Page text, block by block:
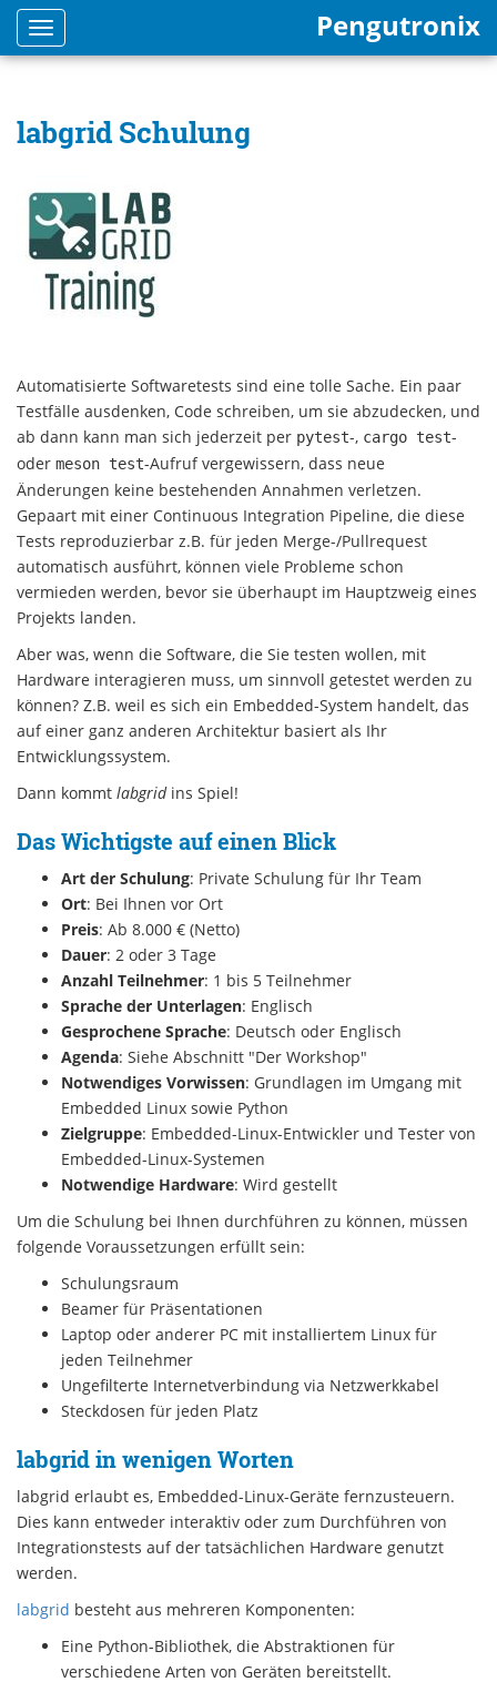
Toggle
navigation
Pengutronix
labgrid Schulung
Automatisierte Softwaretests sind eine tolle Sache. Ein paar
Testfälle ausdenken, Code schreiben, um sie abzudecken, und
ab dann kann man sich jederzeit per pytest-, cargo test-
oder meson test-Aufruf vergewissern, dass neue
Änderungen keine bestehenden Annahmen verletzen.
Gepaart mit einer Continuous Integration Pipeline, die diese
Tests reproduzierbar z.B. für jeden Merge-/Pullrequest
automatisch ausführt, können viele Probleme schon
vermieden werden, bevor sie überhaupt im Hauptzweig eines
Projekts landen.
Aber was, wenn die Software, die Sie testen wollen, mit
Hardware interagieren muss, um sinnvoll getestet werden zu
können? Z.B. weil es sich ein Embedded-System handelt, das
auf einer ganz anderen Architektur basiert als Ihr
Entwicklungssystem.
Dann kommt labgridins Spiel!
Das Wichtigste auf einen Blick
Art der Schulung: Private Schulung für Ihr Team
Ort: Bei Ihnen vor Ort
Preis: Ab 8.000 € (Netto)
Dauer: 2 oder 3 Tage
Anzahl Teilnehmer: 1 bis 5 Teilnehmer
Sprache der Unterlagen: Englisch
Gesprochene Sprache: Deutsch oder Englisch
Agenda: Siehe Abschnitt "Der Workshop"
Notwendiges Vorwissen: Grundlagen im Umgang mit
Embedded Linux sowie Python
Zielgruppe: Embedded-Linux-Entwickler und Tester von
Embedded-Linux-Systemen
Notwendige Hardware: Wird gestellt
Um die Schulung bei Ihnen durchführen zu können, müssen
folgende Voraussetzungen erfüllt sein:
Schulungsraum
Beamer für Präsentationen
Laptop oder anderer PC mit installiertem Linux für
jeden Teilnehmer
Ungefilterte Internetverbindung via Netzwerkkabel
Steckdosen für jeden Platz
labgrid in wenigen Worten
labgrid erlaubt es, Embedded-Linux-Geräte fernzusteuern.
Dies kann entweder interaktiv oder zum Durchführen von
Integrationstests auf der tatsächlichen Hardware genutzt
werden.
labgrid besteht aus mehreren Komponenten:
Eine Python-Bibliothek, die Abstraktionen für
verschiedene Arten von Geräten bereitstellt.